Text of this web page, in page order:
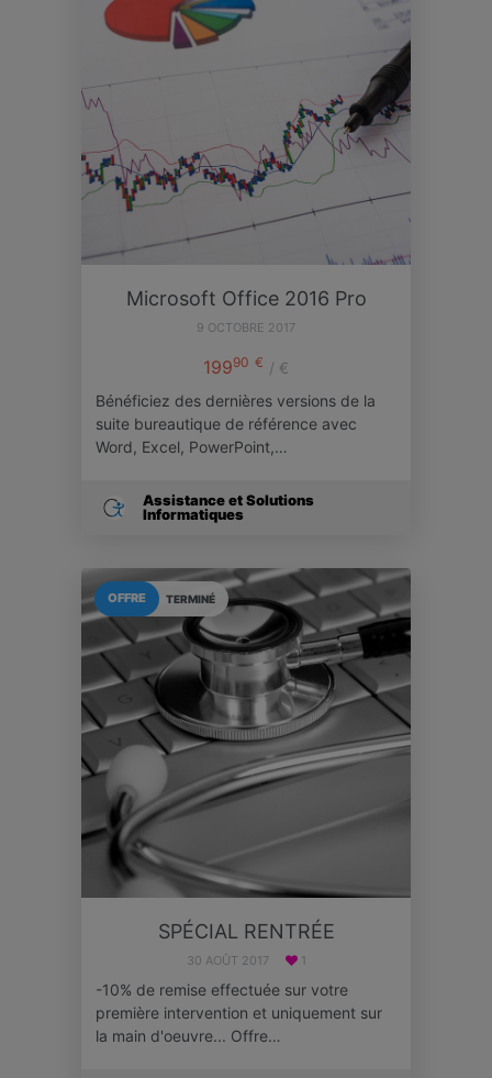
Microsoft Office 2016 Pro
9 OCTOBRE 2017
19990 € / €
Bénéficiez des dernières versions de la
suite bureautique de référence avec
Word, Excel, PowerPoint,…
Assistance et Solutions
Informatiques
TERMINÉ
OFFRE
SPÉCIAL RENTRÉE
30 AOÛT 2017 1
-10% de remise effectuée sur votre
première intervention et uniquement sur
la main d'oeuvre... Offre…